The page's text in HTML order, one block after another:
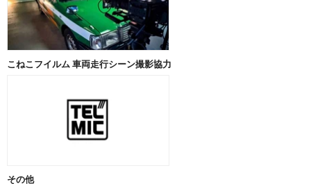
こねこフイルム 車両走行シーン撮影協力
その他